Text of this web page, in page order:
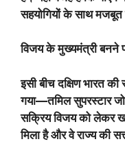
सहयोगियों के साथ
विजय के मुख्यमंत्री बनने
इसी बीच दक्षिण भारत
गया—तमिल सुपरस्टार
सक्रिय विजय को लेकर
मिला है और वे राज्य की